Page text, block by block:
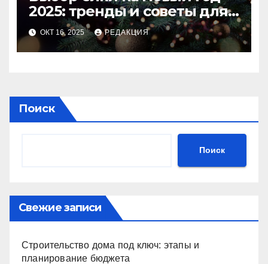
2025: тренды и советы для
идеального праздника
ОКТ 16, 2025 РЕДАКЦИЯ
Поиск
Поиск
Свежие записи
Строительство дома под ключ: этапы и
планирование бюджета